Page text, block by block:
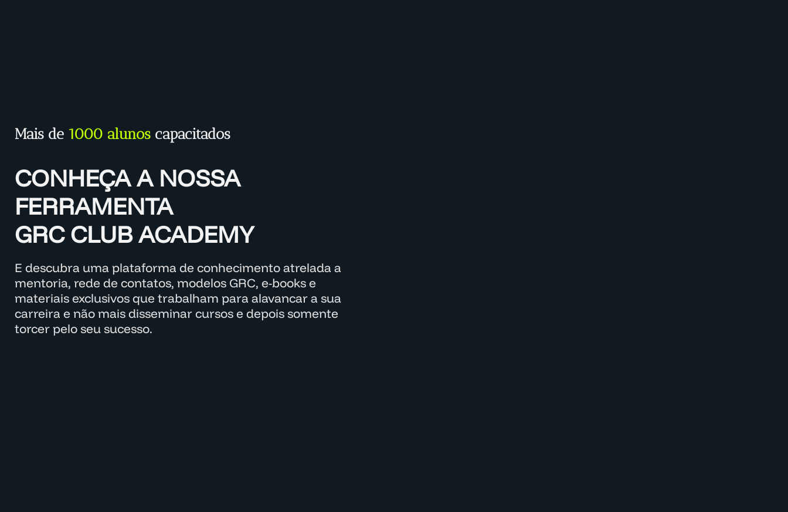
Mais de 1000 alunos capacitados
CONHEÇA A NOSSA
FERRAMENTA
GRC CLUB ACADEMY
E descubra uma plataforma de conhecimento atrelada a
mentoria, rede de contatos, modelos GRC, e-books e
materiais exclusivos que trabalham para alavancar a sua
carreira e não mais disseminar cursos e depois somente
torcer pelo seu sucesso.